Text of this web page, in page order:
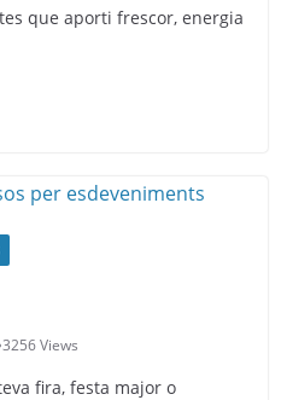
que aporti frescor, energia
3256 Views
fira, festa major o